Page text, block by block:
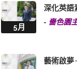
5月
深化英
- 嗇色園
藝術啟夢